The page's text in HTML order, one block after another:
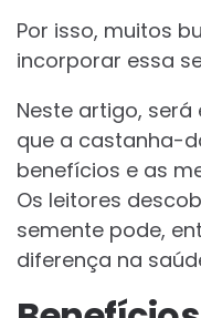
Por isso, muitos
incorporar essa
Neste artigo,
que a castanha-
benefícios e as
Os leitores
semente pode,
diferença na